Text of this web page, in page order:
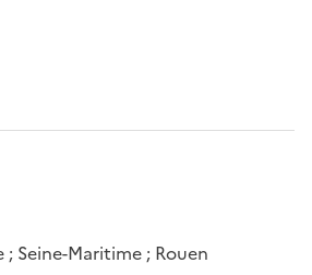
Seine-Maritime ; Rouen